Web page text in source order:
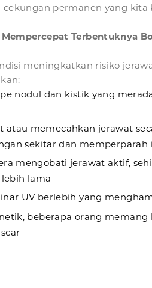
permanen yang kita
Terbentuknya
meningkatkan risiko
nodul dan kistik yang
atau memecahkan jerawat
sekitar dan memperparah
mengobati jerawat aktif,
lama
UV berlebih yang
beberapa orang memang